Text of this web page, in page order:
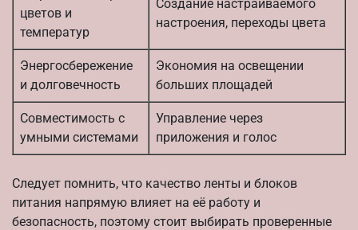
цветов и
температур
Создание настраиваемого
настроения, переходы цвета
Энергосбережение
и долговечность
Экономия на освещении
больших площадей
Совместимость с
умными системами
Управление через
приложения и голос
Следует помнить, что качество ленты и блоков
питания напрямую влияет на её работу и
безопасность, поэтому стоит выбирать проверенные